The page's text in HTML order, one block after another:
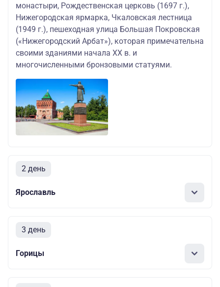
монастыри, Рождественская церковь (1697 г.),
Нижегородская ярмарка, Чкаловская лестница
(1949 г.), пешеходная улица Большая Покровская
(«Нижегородский Арбат»), которая примечательна
своими зданиями начала XX в. и
многочисленными бронзовыми статуями.
2 день
Ярославль
3 день
Горицы